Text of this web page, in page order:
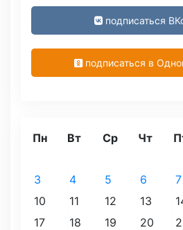
подписаться
подписаться в
Пн Вт Ср Чт
3
4 5 6 7
10
11 12 13
17
18 19 20